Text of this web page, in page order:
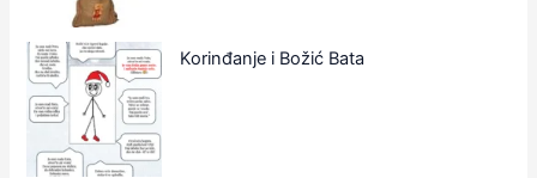
Korinđanje i Božić Bata